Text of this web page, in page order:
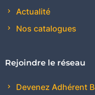
Actualité
Nos catalogues
Rejoindre le réseau
Devenez Adhérent